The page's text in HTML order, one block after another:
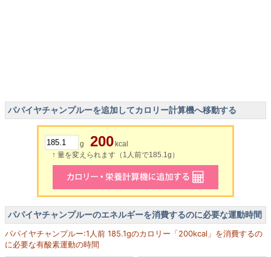
パパイヤチャンプルーを追加してカロリー計算機へ移動する
g 200 kcal
↑ 量を変えられます（1人前で185.1g）
パパイヤチャンプルーのエネルギーを消費するのに必要な運動時間
パパイヤチャンプルー:1人前 185.1gのカロリー「200kcal」を消費するの
に必要な有酸素運動の時間